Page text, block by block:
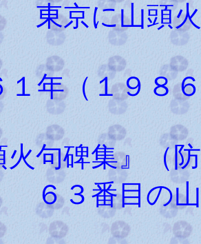
東京に山頭
１年（１９８
句碑集』（
６３番目の